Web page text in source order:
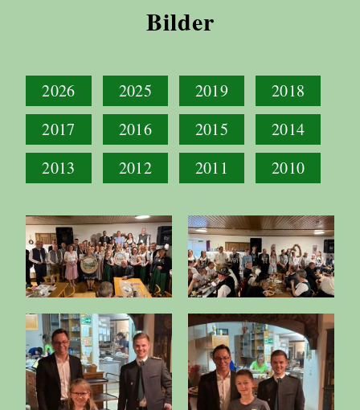
Bilder
2026 2025 2019
2018
2017
2016 2015
2014
2013
2012 2011 2010